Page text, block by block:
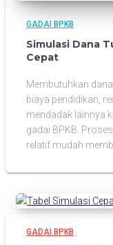
GADAI BPKB
Simulasi Dana
Cepat
Membutuhkan
biaya pendidikan,
mendadak lainnya
gadai BPKB.
relatif mudah
GADAI BPKB